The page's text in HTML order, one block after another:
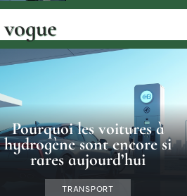
Pourquoi les voitures à
hydrogène sont encore si
rares aujourd’hui
TRANSPORT